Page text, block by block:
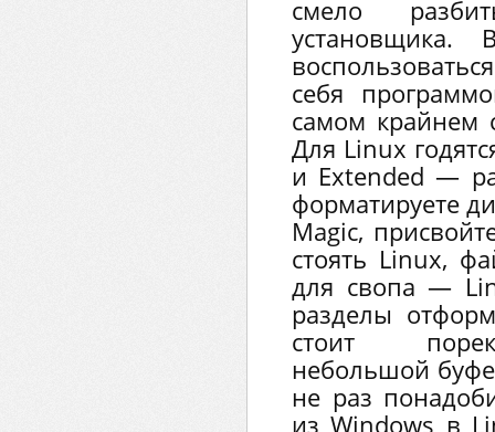
смело
себя
самом крайнем
Для Linux
и Extended —
форматируете
Magic,
стоять Linux,
для свопа —
разделы
стоит
небольшой
не раз
из Windows в